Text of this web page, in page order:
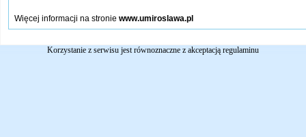
Więcej informacji na stronie www.umiroslawa.pl
Korzystanie z serwisu jest równoznaczne z akceptacją regulaminu